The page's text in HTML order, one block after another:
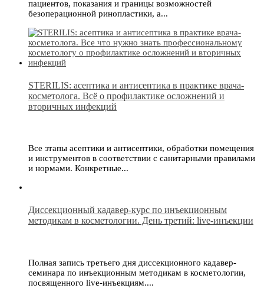
пациентов, показания и границы возможностей
безоперационной ринопластики, а...
STERILIS: асептика и антисептика в практике врача-
косметолога. Всё о профилактике осложнений и
вторичных инфекций
Все этапы асептики и антисептики, обработки помещения
и инструментов в соответствии с санитарными правилами
и нормами. Конкретные...
Диссекционный кадавер-курс по инъекционным
методикам в косметологии. День третий: live-инъекции
Полная запись третьего дня диссекционного кадавер-
семинара по инъекционным методикам в косметологии,
посвященного live-инъекциям....